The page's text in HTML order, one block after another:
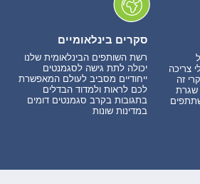
צריכה
זה
שגרת
סקרים בינלאומיים
רשת השותפים הבינלאומית שלנו
יכולה לתת גישה לסגמנטים
ייחודיים מסביב לעולם המאפשרת
לכם לראות ולמדוד הבדלים
בתגובות בקרב סגמנטים דומים
במדינות שונות